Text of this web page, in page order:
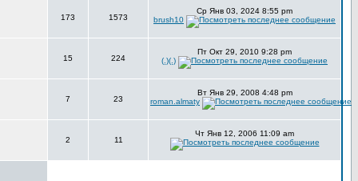
173 1573
Ср Янв 03, 2024 8:55 pm
brush10
15 224
Пт Окт 29, 2010 9:28 pm
(.)(.)
7 23
Вт Янв 29, 2008 4:48 pm
roman.almaty
2 11
Чт Янв 12, 2006 11:09 am